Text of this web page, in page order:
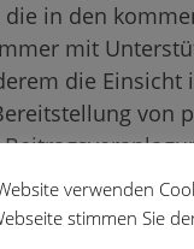
in den
mit
die Einsicht
von
Nutzerkennung
zugreifen.
verwenden
stimmen Sie